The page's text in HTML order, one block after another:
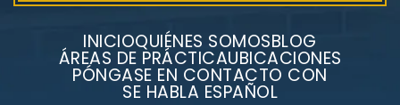
INICIOQUIÉNES SOMOSBLOG
ÁREAS DE PRÁCTICAUBICACIONES
PÓNGASE EN CONTACTO CON
SE HABLA ESPAÑOL